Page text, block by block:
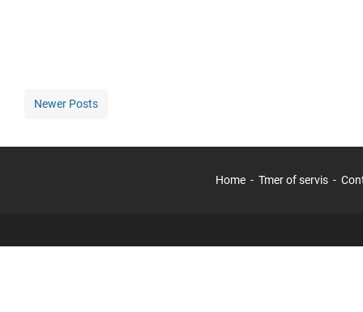
Newer Posts
Home Tmer of servis